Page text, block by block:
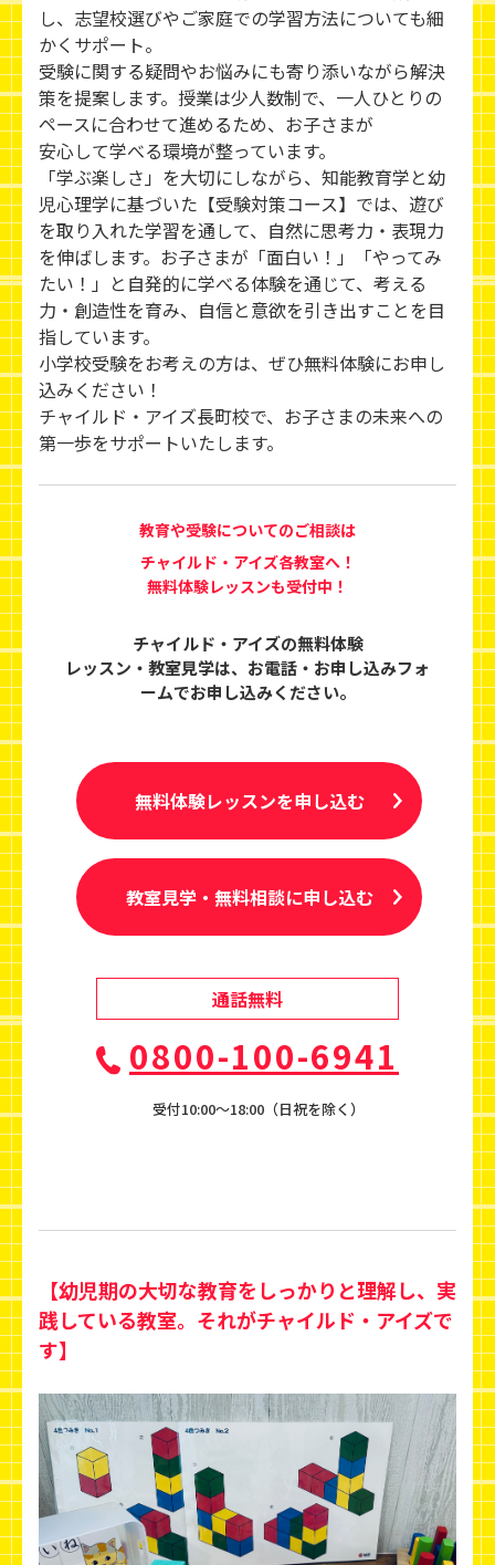
し、志望校選びやご家庭での学習方法についても細
かくサポート。
受験に関する疑問やお悩みにも寄り添いながら解決
策を提案します。授業は少人数制で、一人ひとりの
ペースに合わせて進めるため、お子さまが
安心して学べる環境が整っています。
「学ぶ楽しさ」を大切にしながら、知能教育学と幼
児心理学に基づいた【受験対策コース】では、遊び
を取り入れた学習を通して、自然に思考力・表現力
を伸ばします。お子さまが「面白い！」「やってみ
たい！」と自発的に学べる体験を通じて、考える
力・創造性を育み、自信と意欲を引き出すことを目
指しています。
小学校受験をお考えの方は、ぜひ無料体験にお申し
込みください！
チャイルド・アイズ長町校で、お子さまの未来への
第一歩をサポートいたします。
教育や受験についてのご相談は
チャイルド・アイズ各教室へ！
無料体験レッスンも受付中！
チャイルド・アイズの無料体験
レッスン・教室見学は、 お電話・お申し込みフォ
ームでお申し込みください。
無料体験レッスンを申し込む
教室見学・無料相談に申し込む
通話無料
0800-100-6941
受付10:00〜18:00（日祝を除く）
【幼児期の大切な教育をしっかりと理解し、実
践している教室。それがチャイルド・アイズで
す】